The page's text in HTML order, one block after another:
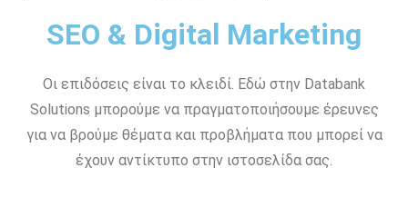
SEO & Digital Marketing
Οι επιδόσεις είναι το κλειδί. Εδώ στην Databank
Solutions μπορούμε να πραγματοποιήσουμε έρευνες
για να βρούμε θέματα και προβλήματα που μπορεί να
έχουν αντίκτυπο στην ιστοσελίδα σας.